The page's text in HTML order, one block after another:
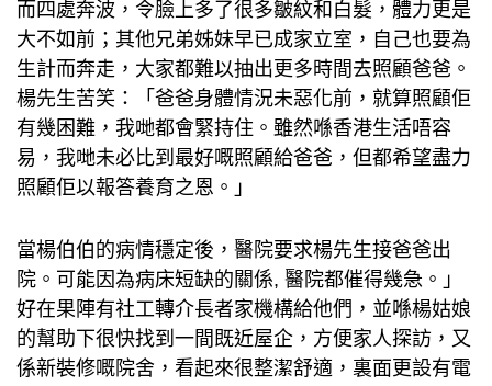
而四處奔波，令臉上多了很多皺紋和白髮，體力更是
大不如前；其他兄弟姊妹早已成家立室，自己也要為
生計而奔走，大家都難以抽出更多時間去照顧爸爸。
楊先生苦笑：「爸爸身體情況未惡化前，就算照顧佢
有幾困難，我哋都會緊持住。雖然喺香港生活唔容
易，我哋未必比到最好嘅照顧給爸爸，但都希望盡力
照顧佢以報答養育之恩。」
當楊伯伯的病情穩定後，醫院要求楊先生接爸爸出
院。可能因為病床短缺的關係, 醫院都催得幾急。」
好在果陣有社工轉介長者家機構給他們，並喺楊姑娘
的幫助下很快找到一間既近屋企，方便家人探訪，又
係新裝修嘅院舍，看起來很整潔舒適，裏面更設有電